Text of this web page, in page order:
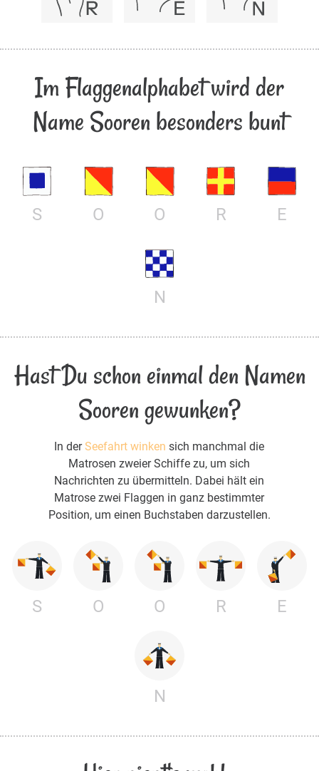
Im Flaggenalphabet wird der
Name Sooren besonders bunt
S O O R E
N
Hast Du schon einmal den Namen
Sooren gewunken?
In derSeefahrt winken sich manchmal die
Matrosen zweier Schiffe zu, um sich
Nachrichten zu übermitteln. Dabei hält ein
Matrose zwei Flaggen in ganz bestimmter
Position, um einen Buchstaben darzustellen.
S O O R E
N